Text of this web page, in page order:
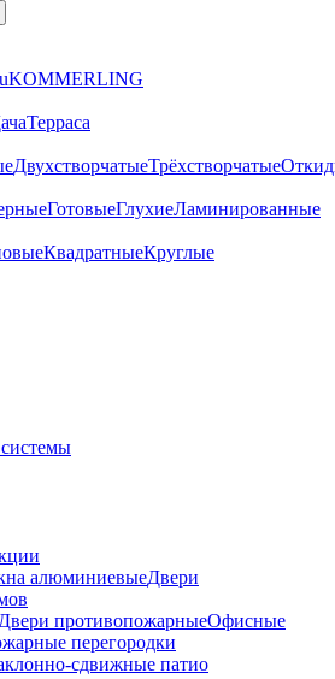
KOMMERLING
Терраса
ДвухстворчатыеТрёхстворчатые
ГотовыеГлухиеЛаминированные
КвадратныеКруглые
алюминиевыеДвери
Двери противопожарныеОфисные
перегородки
сдвижные патио